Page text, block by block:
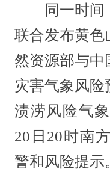
同一时间，
联合发布黄色
然资源部与中
灾害气象风险
渍涝风险气
20日20时南
警和风险提示